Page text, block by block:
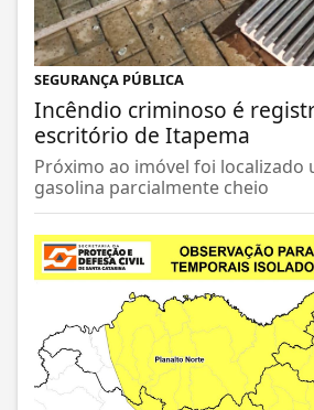
SEGURANÇA PÚBLICA
Incêndio criminoso é
escritório de Itapema
Próximo ao imóvel foi localizado
gasolina parcialmente cheio